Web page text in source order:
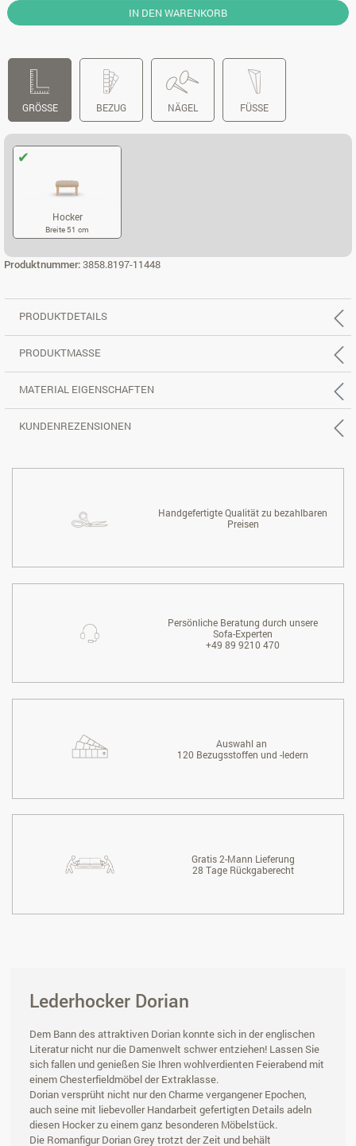
IN DEN WARENKORB
GRÖSSE BEZUG NÄGEL FÜSSE
Hocker
Breite 51 cm
Produktnummer:3858.8197-11448
PRODUKTDETAILS
PRODUKTMASSE
MATERIAL EIGENSCHAFTEN
KUNDENREZENSIONEN
Handgefertigte Qualität zu bezahlbaren
Preisen
Persönliche Beratung durch unsere
Sofa-Experten
+49 89 9210 470
Auswahl an
120 Bezugsstoffen und -ledern
Gratis 2-Mann Lieferung
28 Tage Rückgaberecht
Lederhocker Dorian
Dem Bann des attraktiven Dorian konnte sich in der englischen
Literatur nicht nur die Damenwelt schwer entziehen! Lassen Sie
sich fallen und genießen Sie Ihren wohlverdienten Feierabend mit
einem Chesterfieldmöbel der Extraklasse.
Dorian versprüht nicht nur den Charme vergangener Epochen,
auch seine mit liebevoller Handarbeit gefertigten Details adeln
diesen Hocker zu einem ganz besonderen Möbelstück.
Die Romanfigur Dorian Grey trotzt der Zeit und behält